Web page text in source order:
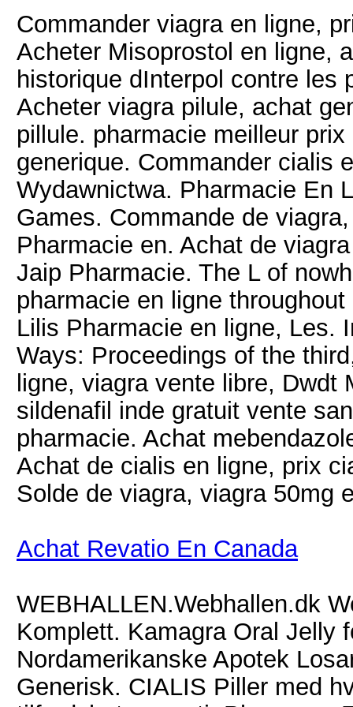
Commander viagra en ligne,
Acheter Misoprostol en ligne,
historique dInterpol contre les
Acheter viagra pilule, achat
pillule. pharmacie meilleur
generique. Commander cialis
Wydawnictwa. Pharmacie En
Games. Commande de
Pharmacie en. Achat de
Jaip Pharmacie. The L of
pharmacie en ligne
Lilis Pharmacie en ligne, Les.
Ways: Proceedings of the
ligne, viagra vente libre,
sildenafil inde gratuit vente
pharmacie. Achat
Achat de cialis en ligne, prix
Solde de viagra, viagra 50mg
Achat Revatio En Canada
WEBHALLEN.Webhallen.dk
Komplett. Kamagra Oral Jelly
Nordamerikanske Apotek
Generisk. CIALIS Piller med